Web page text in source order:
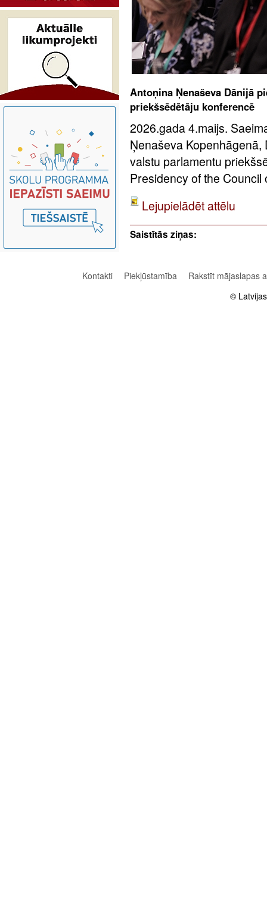
Antoņina Ņenaševa Dānijā
priekšsēdētāju konferencē
2026.gada 4.maijs.
Ņenaševa
valstu parlamentu
Presidency of the Council
Lejupielādēt attēlu
Saistītās ziņas:
Kontakti Piekļūstamība
Rakstīt mājaslapas
©